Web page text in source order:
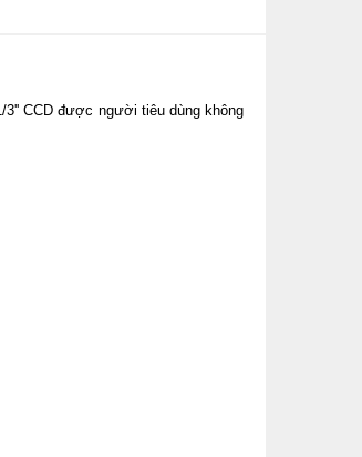
3'' CCD được người tiêu dùng không